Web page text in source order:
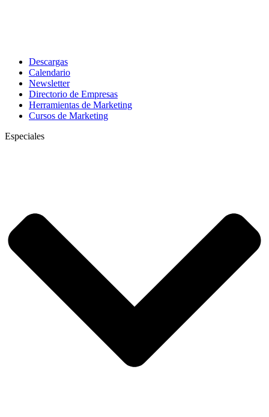
Descargas
Calendario
Newsletter
Directorio de Empresas
Herramientas de Marketing
Cursos de Marketing
Especiales